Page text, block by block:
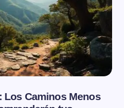
Los Caminos Menos